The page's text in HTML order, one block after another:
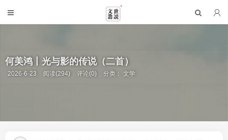
何美鸿丨光与影的传说（二首）
2026-6-23 阅读(294) 评论(0) 分类：文学